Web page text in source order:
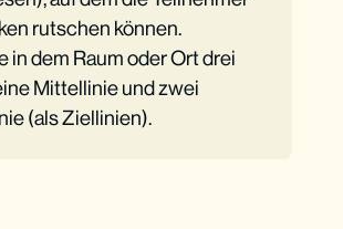
rutschen können.
in dem Raum oder Ort drei
Mittellinie und zwei
(als Ziellinien).